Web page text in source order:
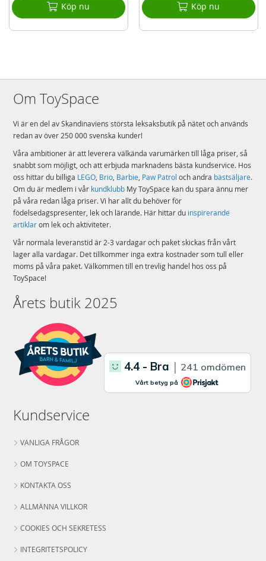
Köp nu Köp nu
Om ToySpace
Vi är en del av Skandinaviens största leksaksbutik på nätet och används
redan av över 250 000 svenska kunder!
Våra ambitioner är att leverera välkända varumärken till låga priser, så
snabbt som möjligt, och att erbjuda marknadens bästa kundservice. Hos
oss hittar du billiga LEGO, Brio, Barbie, Paw Patrol och andra bästsäljare.
Om du är medlem i vår kundklubb My ToySpace kan du spara ännu mer
på våra redan låga priser. Vi har allt du behöver för
födelsedagspresenter, lek och lärande. Här hittar du inspirerande
artiklarom lek och aktiviteter.
Vår normala leveranstid är 2-3 vardagar och paket skickas från vårt
lager alla vardagar. Det tillkommer inga extra kostnader som tull eller
moms på våra paket. Välkommen till en trevlig handel hos oss på
ToySpace!
Årets butik 2025
Kundservice
VANLIGA FRÅGOR
OM TOYSPACE
KONTAKTA OSS
ALLMÄNNA VILLKOR
COOKIES OCH SEKRETESS
INTEGRITETSPOLICY